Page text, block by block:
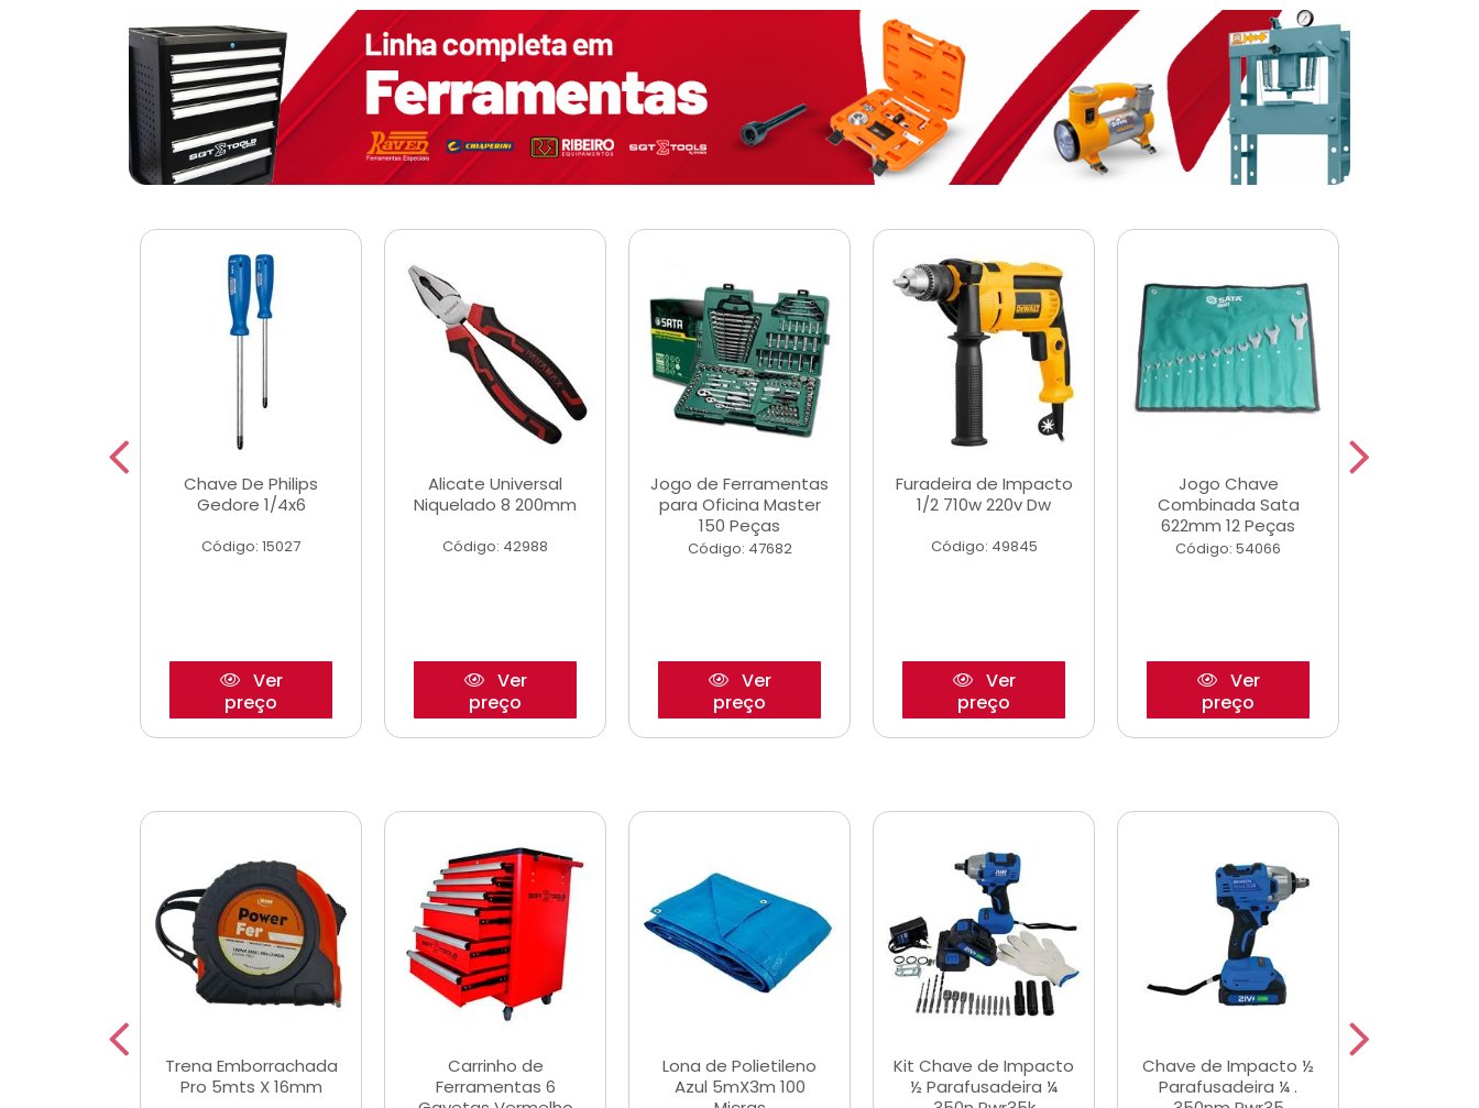
Chave De Philips
Gedore 1/4x6
Código: 15027
Ver
preço
Alicate Universal
Niquelado 8 200mm
Código: 42988
Ver
preço
Jogo de Ferramentas
para Oficina Master
150 Peças
Código: 47682
Ver
preço
Furadeira de Impacto
1/2 710w 220v Dw
Código: 49845
Ver
preço
Jogo Chave
Combinada Sata
622mm 12 Peças
Código: 54066
Ver
preço
Trena Emborrachada
Pro 5mts X 16mm
Carrinho de
Ferramentas 6
Lona de Polietileno
Azul 5mX3m 100
Kit Chave de Impacto
½ Parafusadeira ¼
Chave de Impacto ½
Parafusadeira ¼ .